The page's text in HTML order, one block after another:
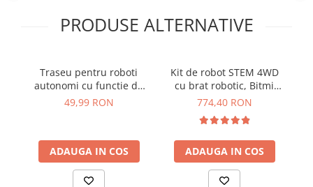
PRODUSE ALTERNATIVE
Traseu pentru roboti
autonomi cu functie de
urmarire a liniei, Bitmi
49,99 RON
ADAUGA IN COS
Kit de robot STEM 4WD
cu brat robotic, Bitmi
10006
774,40 RON
ADAUGA IN COS